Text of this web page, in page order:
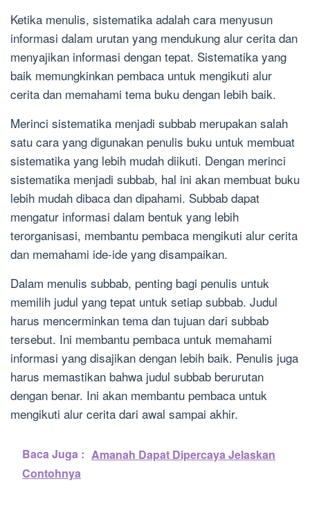
Ketika menulis, sistematika adalah cara menyusun
informasi dalam urutan yang mendukung alur cerita dan
menyajikan informasi dengan tepat. Sistematika yang
baik memungkinkan pembaca untuk mengikuti alur
cerita dan memahami tema buku dengan lebih baik.
Merinci sistematika menjadi subbab merupakan salah
satu cara yang digunakan penulis buku untuk membuat
sistematika yang lebih mudah diikuti. Dengan merinci
sistematika menjadi subbab, hal ini akan membuat buku
lebih mudah dibaca dan dipahami. Subbab dapat
mengatur informasi dalam bentuk yang lebih
terorganisasi, membantu pembaca mengikuti alur cerita
dan memahami ide-ide yang disampaikan.
Dalam menulis subbab, penting bagi penulis untuk
memilih judul yang tepat untuk setiap subbab. Judul
harus mencerminkan tema dan tujuan dari subbab
tersebut. Ini membantu pembaca untuk memahami
informasi yang disajikan dengan lebih baik. Penulis juga
harus memastikan bahwa judul subbab berurutan
dengan benar. Ini akan membantu pembaca untuk
mengikuti alur cerita dari awal sampai akhir.
Baca Juga : Amanah Dapat Dipercaya Jelaskan
Contohnya